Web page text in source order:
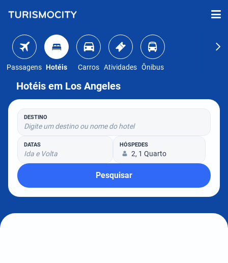
Passagens Hotéis Carros Atividades Ônibus
Hotéis em Los Angeles
DESTINO
Digite um destino ou nome do hotel
DATAS
Ida e Volta
HÓSPEDES
2, 1 Quarto
Pesquisar